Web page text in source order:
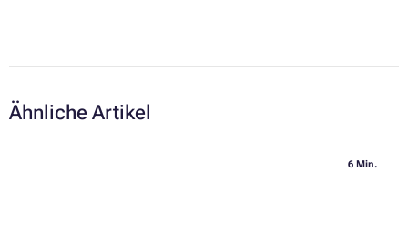
Ähnliche Artikel
6 Min.